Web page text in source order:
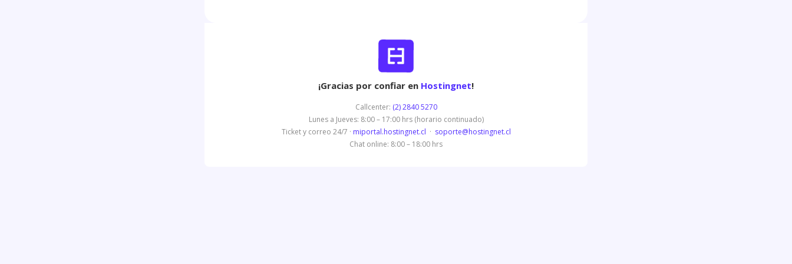
¡Gracias por confiar en Hostingnet!
Callcenter: (2) 2840 5270
Lunes a Jueves: 8:00 – 17:00 hrs (horario continuado)
Ticket y correo 24/7 · miportal.hostingnet.cl · soporte@hostingnet.cl
Chat online: 8:00 – 18:00 hrs